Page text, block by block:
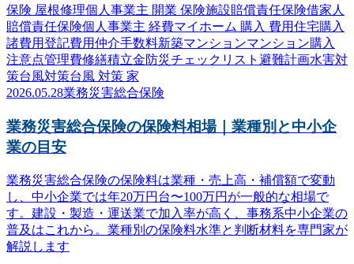
保険 屋根修理個人事業主 開業 保険施設賠償責任保険借家人
賠償責任保険個人事業主 経費マイホーム 購入 費用住宅購入
諸費用登記費用仲介手数料新築マンションマンション購入
注意点管理費修繕積立金防災チェックリスト 避難計画水害対
策台風対策台風 対策 家
2026.05.28業務災害総合保険
業務災害総合保険の保険料相場｜業種別と中小企
業の目安
業務災害総合保険の保険料は業種・売上高・補償額で変動
し、中小企業では年20万円台〜100万円が一般的な相場で
す。建設・製造・運送業で加入率が高く、事務系中小企業の
普及はこれから。業種別の保険料水準と判断材料を専門家が
解説します